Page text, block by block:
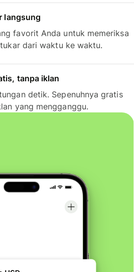
langsung
favorit Anda untuk memeriksa
dari waktu ke waktu.
tanpa iklan
detik. Sepenuhnya gratis
yang mengganggu.